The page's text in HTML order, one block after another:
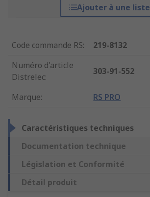
Ajouter à une liste
Code commande RS:
219-8132
Numéro d'article
Distrelec:
303-91-552
Marque: RS PRO
Caractéristiques techniques
Documentation technique
Législation et Conformité
Détail produit